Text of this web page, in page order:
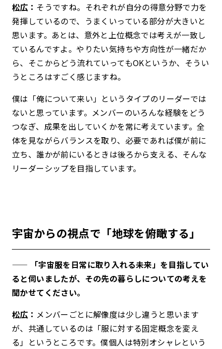
松広： そうですね。それぞれが自分の得意分野で力を
発揮しているので、うまくいっている部分が大きいと
思います。あとは、意外と上位概念では考えが一致し
ているんですよ。やりたい気持ちや方向性が一緒だか
ら、そこからどう流れていってもOKというか、そうい
うところはすごく感じますね。
僕は「俺について来い」というタイプのリーダーでは
ないと思っています。メンバーのいろんな経験をどう
つなぎ、成果を出していくかを常に考えています。全
体を見ながらバランスを取り、必要であれば僕が前に
立ち、誰かが前にいるときは後ろから支える、そんな
リーダーシップを目指しています。
宇宙からの視点で「地球を俯瞰する」
—— 「宇宙服を日常に取り入れる未来」を目指してい
ると伺いましたが、その先の暮らしについての考えを
聞かせてください。
松広： メンバーごとに解像度は少し違うと思います
が、共通しているのは「服に対する固定概念を変え
る」というところです。僕個人は特別オシャレという